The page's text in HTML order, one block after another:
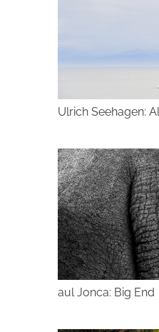
Ulrich Seehagen:
aul Jonca: Big End